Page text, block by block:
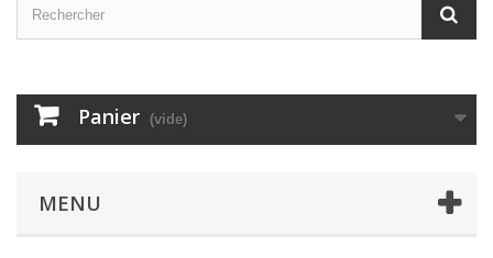
Panier (vide)
MENU